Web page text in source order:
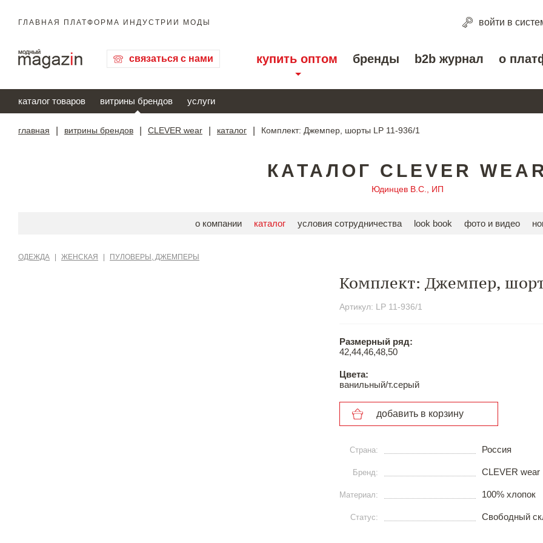
ГЛАВНАЯ ПЛАТФОРМА ИНДУСТРИИ МОДЫ войти в
связаться с нами купить оптом бренды b2b журнал о
каталог товаров витрины брендов услуги
главная витрины брендов CLEVER wear каталог Комплект: Джемпер, шорты LP 11-936/1
КАТАЛОГ CLEVER
Юдинцев В.С., ИП
о компании каталог условия сотрудничества look book фото и видео
ОДЕЖДА ЖЕНСКАЯ ПУЛОВЕРЫ, ДЖЕМПЕРЫ
Комплект: Джемпер,
Артикул: LP 11-936/1
Размерный ряд:
42,44,46,48,50
Цвета:
ванильный/т.серый
добавить в корзину
Страна: Россия
Бренд: CLEVER wear
Материал: 100% хлопок
Статус: Свободный